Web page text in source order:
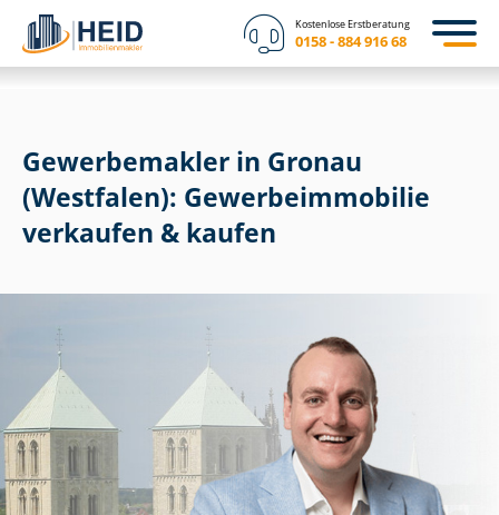
Kostenlose Erstberatung
0158 - 884 916 68
Gewerbemakler in Gronau
(Westfalen): Ge­wer­be­im­mo­bi­lie
verkaufen & kaufen